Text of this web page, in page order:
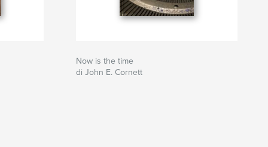
Now is the time
di John E. Cornett